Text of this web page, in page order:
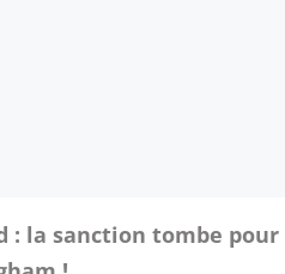
: la sanction tombe pour